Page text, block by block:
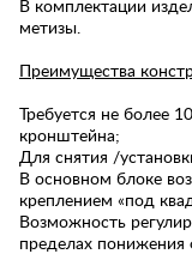
В комплектации
метизы.
Преимущества
Требуется не более
кронштейна;
Для снятия /
В основном блоке
креплением «под
Возможность
пределах понижения